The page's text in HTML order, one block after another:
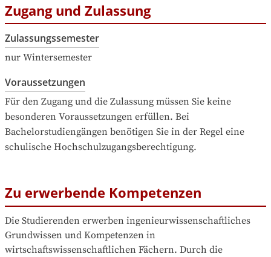
Zugang und Zulassung
Zulassungssemester
nur Wintersemester
Voraussetzungen
Für den Zugang und die Zulassung müssen Sie keine
besonderen Voraussetzungen erfüllen. Bei
Bachelorstudiengängen benötigen Sie in der Regel eine
schulische Hochschulzugangsberechtigung.
Zu erwerbende Kompetenzen
Die Studierenden erwerben ingenieurwissenschaftliches
Grundwissen und Kompetenzen in
wirtschaftswissenschaftlichen Fächern. Durch die